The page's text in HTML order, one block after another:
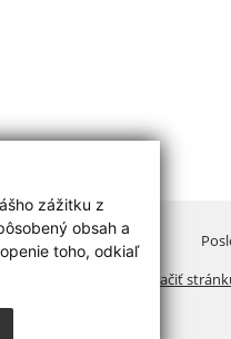
zážitku z
obsah a
toho, odkiaľ
Vytlačiť